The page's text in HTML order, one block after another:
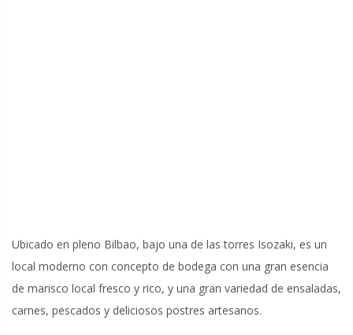
Ubicado en pleno Bilbao, bajo una de las torres Isozaki, es un
local moderno con concepto de bodega con una gran esencia
de marisco local fresco y rico, y una gran variedad de ensaladas,
carnes, pescados y deliciosos postres artesanos.